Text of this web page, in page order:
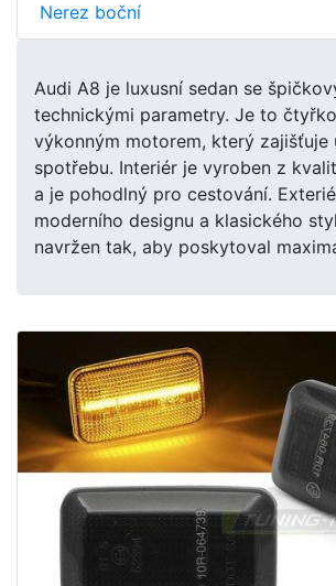
Nerez boční
Audi A8 je luxusní sedan se
technickými parametry. Je to
výkonným motorem, který zajišťuje
spotřebu. Interiér je vyroben z
a je pohodlný pro cestování.
moderního designu a klasického
navržen tak, aby poskytoval